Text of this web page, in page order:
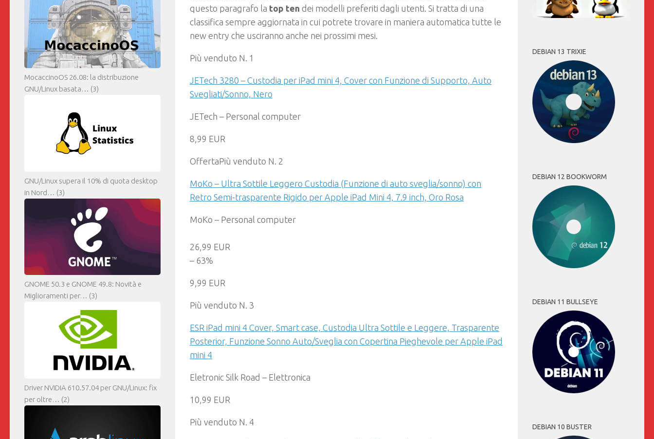
questo paragrafo la top ten dei modelli preferiti dagli utenti. Si tratta di una
classifica sempre aggiornata in cui potrete trovare in maniera automatica tutte le
new entry che usciranno anche nei prossimi mesi.
Più venduto N. 1
JETech 3280 – Custodia per iPad mini 4, Cover con Funzione di Supporto, Auto
Svegliati/Sonno, Nero
JETech – Personal computer
8,99 EUR
OffertaPiù venduto N. 2
MoKo – Ultra Sottile Leggero Custodia (Funzione di auto sveglia/sonno) con
Retro Semi-trasparente Rigido per Apple iPad Mini 4, 7.9 inch, Oro Rosa
MoKo – Personal computer
26,99 EUR
– 63%
9,99 EUR
Più venduto N. 3
ESR iPad mini 4 Cover, Smart case, Custodia Ultra Sottile e Leggere, Trasparente
Posterior, Funzione Sonno Auto/Sveglia con Copertina Pieghevole per Apple iPad
mini 4
Eletronic Silk Road – Elettronica
10,99 EUR
Più venduto N. 4
MocaccinoOS 26.08: la distribuzione
GNU/Linux basata… (3)
GNU/Linux supera il 10% di quota desktop
in Nord… (3)
GNOME 50.3 e GNOME 49.8: Novità e
Miglioramenti per… (3)
Driver NVIDIA 610.57.04 per GNU/Linux: fix
per oltre… (2)
DEBIAN 13 TRIXIE
DEBIAN 12 BOOKWORM
DEBIAN 11 BULLSEYE
DEBIAN 10 BUSTER